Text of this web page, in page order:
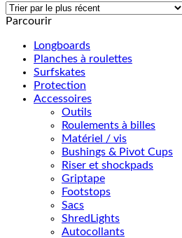
Parcourir
Longboards
Planches à roulettes
Surfskates
Protection
Accessoires
Outils
Roulements à billes
Matériel / vis
Bushings & Pivot Cups
Riser et shockpads
Griptape
Footstops
Sacs
ShredLights
Autocollants